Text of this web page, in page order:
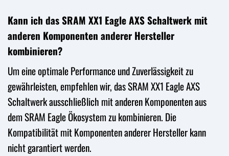
Kann ich das SRAM XX1 Eagle AXS Schaltwerk mit
anderen Komponenten anderer Hersteller
kombinieren?
Um eine optimale Performance und Zuverlässigkeit zu
gewährleisten, empfehlen wir, das SRAM XX1 Eagle AXS
Schaltwerk ausschließlich mit anderen Komponenten aus
dem SRAM Eagle Ökosystem zu kombinieren. Die
Kompatibilität mit Komponenten anderer Hersteller kann
nicht garantiert werden.